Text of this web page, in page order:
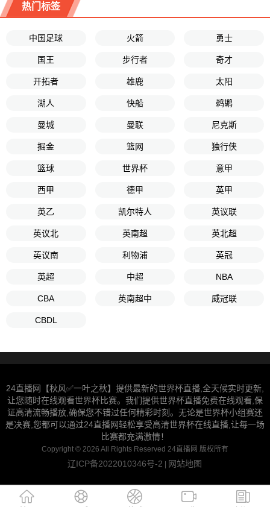
热门标签
中国足球 火箭 勇士
国王 步行者 奇才
开拓者 雄鹿 太阳
湖人 快船 鹈鹕
曼城 曼联 尼克斯
掘金 篮网 独行侠
篮球 世界杯 意甲
西甲 德甲 英甲
英乙 凯尔特人 英议联
英议北 英南超 英北超
英议南 利物浦 英冠
英超 中超 NBA
CBA 英南超中 威冠联
CBDL
24直播网【秋风✅一叶之秋】提供最新的世界杯直播,全天候实时更新,
让您随时在线观看世界杯比赛。我们提供世界杯直播免费在线观看,保
证高清流畅播放,确保您不错过任何精彩时刻。无论是世界杯小组赛还
是决赛,您都可以通过24直播网轻松享受高清世界杯在线直播,让每一场
比赛都充满激情！
Copyright © 2026 All Rights Reserved 24直播网 版权所有
辽ICP备2022010346号-2 | 网站地图